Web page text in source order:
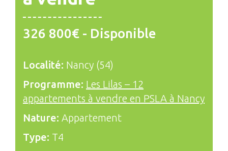
326 800€ - Disponible
Localité: Nancy (54)
Programme: Les Lilas – 12
appartements à vendre en PSLA à Nancy
Nature: Appartement
Type: T4